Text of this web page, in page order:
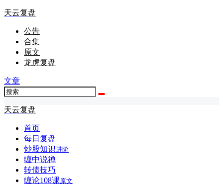
天云复盘
公告
合集
原文
龙虎复盘
文章
天云复盘
首页
每日复盘
炒股知识进阶
缠中说禅
转债技巧
缠论108课原文